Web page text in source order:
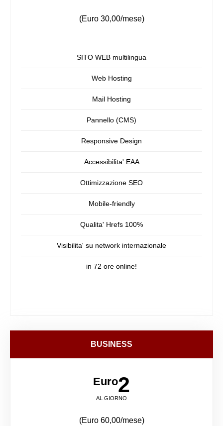
(Euro 30,00/mese)
SITO WEB multilingua
Web Hosting
Mail Hosting
Pannello (CMS)
Responsive Design
Accessibilita' EAA
Ottimizzazione SEO
Mobile-friendly
Qualita' Hrefs 100%
Visibilita' su network internazionale
in 72 ore online!
BUSINESS
Euro2
AL GIORNO
(Euro 60,00/mese)